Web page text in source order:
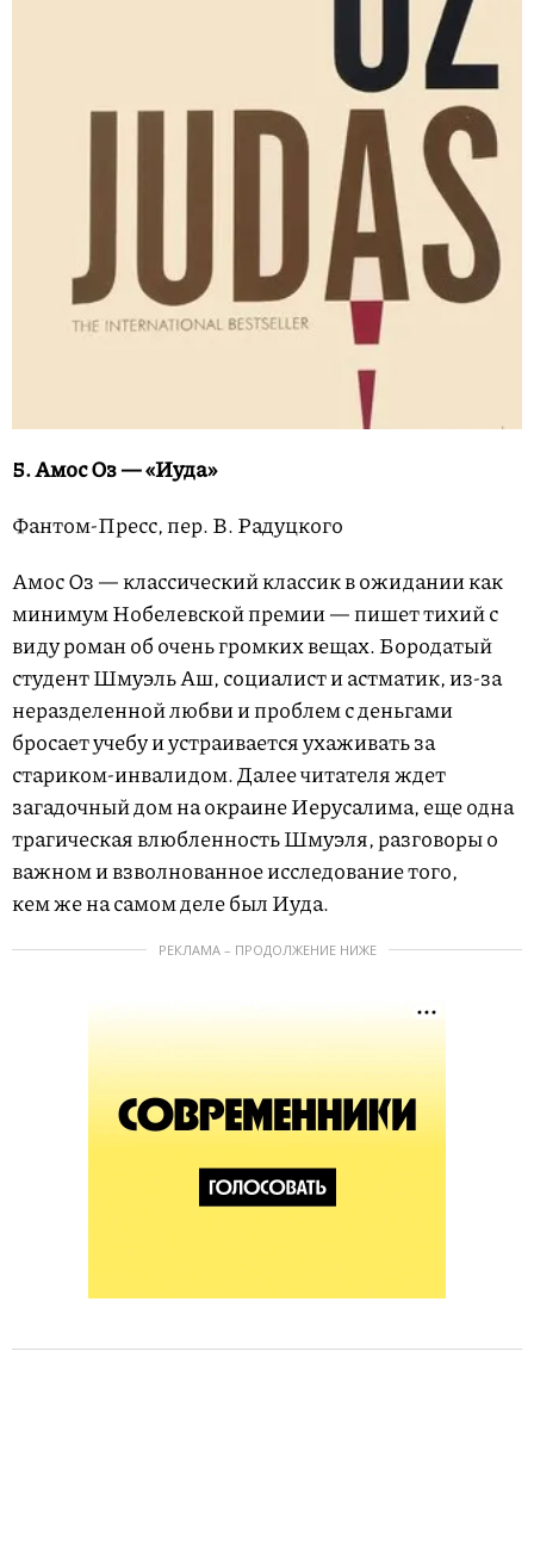
5. Амос Оз — «Иуда»
Фантом-Пресс, пер. В. Радуцкого
Амос Оз — классический классик в ожидании как
минимум Нобелевской премии — пишет тихий с
виду роман об очень громких вещах. Бородатый
студент Шмуэль Аш, социалист и астматик, из-за
неразделенной любви и проблем с деньгами
бросает учебу и устраивается ухаживать за
стариком-инвалидом. Далее читателя ждет
загадочный дом на окраине Иерусалима, еще одна
трагическая влюбленность Шмуэля, разговоры о
важном и взволнованное исследование того,
кем же на самом деле был Иуда.
РЕКЛАМА – ПРОДОЛЖЕНИЕ НИЖЕ